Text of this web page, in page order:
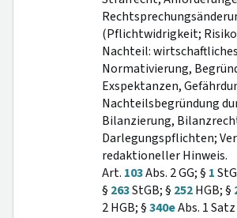
(Pflichtwidrigkeit;
Nachteil:
Normativierung,
Exspektanzen,
Nachteilsbegründung
Bilanzierung,
Darlegungspflichten;
redaktioneller Hinweis.
Art. 103Abs. 2 GG; § 1
§ 263StGB; § 252HGB; §
2 HGB; §340eAbs. 1